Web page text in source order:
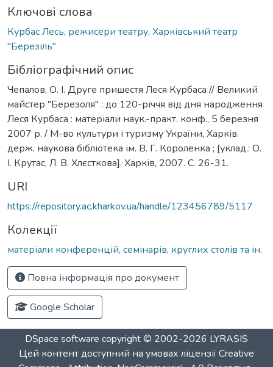
Ключові слова
Курбас Лесь, режисери театру, Харківський театр
"Березіль"
Бібліографічний опис
Чепалов, О. І. Друге пришестя Леся Курбаса // Великий
майстер "Березоля" : до 120-річчя від дня народження
Леся Курбаса : матеріали наук.-практ. конф., 5 березня
2007 р. / М-во культури і туризму України, Харків.
держ. наукова бібліотека ім. В. Г. Короленка ; [уклад.: О.
І. Крутас, Л. В. Хлєсткова]. Харків, 2007. С. 26-31.
URI
https://repository.ac.kharkov.ua/handle/123456789/5117
Колекції
матеріали конференцій, семінарів, круглих столів та ін.
Повна інформація про документ
Google Scholar
DSpace software copyright © 2002-2026 LYRASIS
Цей контент доступний на умовах ліцензіїCreative